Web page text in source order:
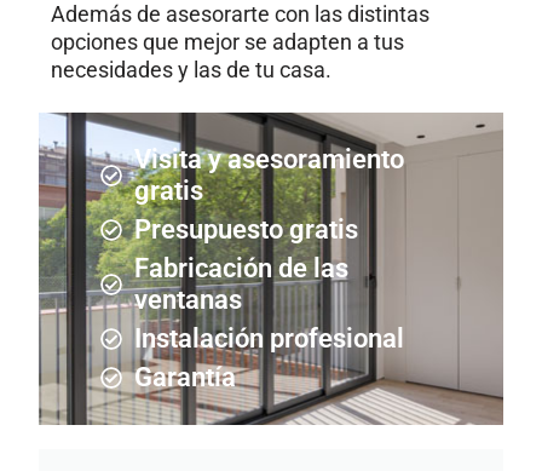
Además de asesorarte con las distintas
opciones que mejor se adapten a tus
necesidades y las de tu casa.
Visita y asesoramiento
gratis
Presupuesto gratis
Fabricación de las
ventanas
Instalación profesional
Garantía